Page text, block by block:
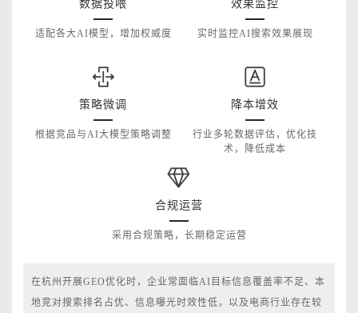
数据投喂
适配各大AI模型，增加权威度
效果监控
实时监控AI搜索效果展现
策略微调
根据竞品与AI大模型策略调整
降本增效
行业多轮数据评估，优化技
术，降低成本
合规运营
采用合规策略，长期稳定运营
在杭州开展GEO优化时，企业常面临AI目标信息覆盖率不足、本
地竞对搜索排名占优、信息曝光时效性低，以及电商行业存在较